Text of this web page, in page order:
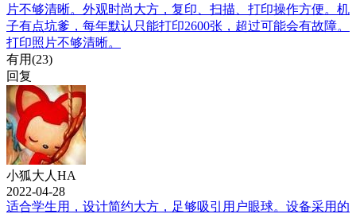
片不够清晰。外观时尚大方，复印、扫描、打印操作方便。机
子有点坑爹，每年默认只能打印2600张，超过可能会有故障。
打印照片不够清晰。
有用(23)
回复
小狐大人HA
2022-04-28
适合学生用，设计简约大方，足够吸引用户眼球。设备采用的